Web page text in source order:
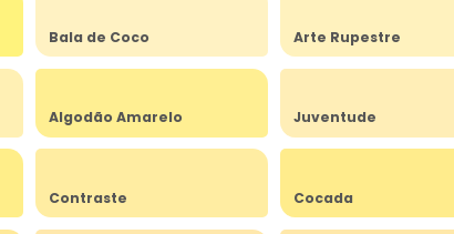
Bala de Coco Arte Rupestre
Algodão Amarelo Juventude
Contraste Cocada